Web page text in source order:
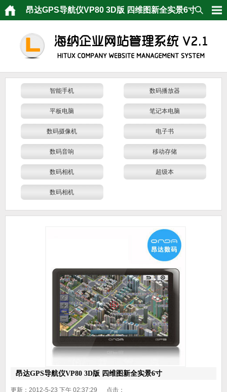
昂达GPS导航仪VP80 3D版 四维图新全实景6寸
智能手机 数码播放器
平板电脑 笔记本电脑
数码摄像机 电子书
数码音响 移动存储
数码相机 超级本
数码相机
昂达GPS导航仪VP80 3D版 四维图新全实景6寸
更新：2012-5-23 下午 02:37:29 点击：